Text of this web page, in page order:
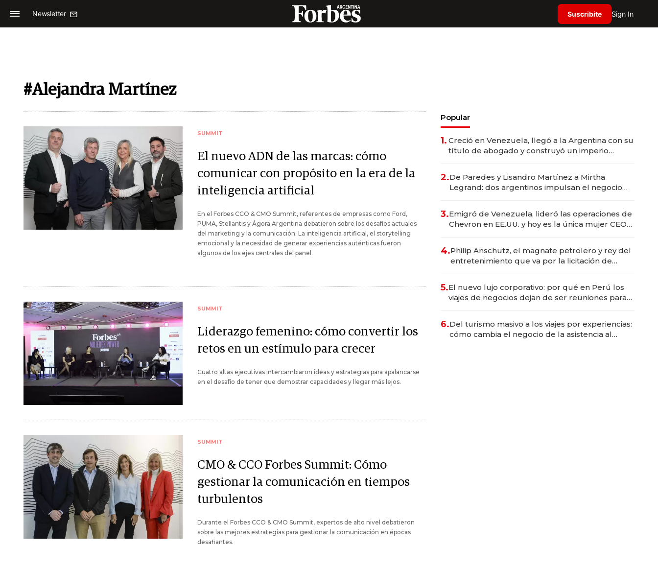
Newsletter Suscribite Sign In
#Alejandra Martínez
SUMMIT
El nuevo ADN de las marcas: cómo
comunicar con propósito en la era de la
inteligencia artificial
En el Forbes CCO & CMO Summit, referentes de empresas como Ford,
PUMA, Stellantis y Ágora Argentina debatieron sobre los desafíos actuales
del marketing y la comunicación. La inteligencia artificial, el storytelling
emocional y la necesidad de generar experiencias auténticas fueron
algunos de los ejes centrales del panel.
SUMMIT
Liderazgo femenino: cómo convertir los
retos en un estímulo para crecer
Cuatro altas ejecutivas intercambiaron ideas y estrategias para apalancarse
en el desafío de tener que demostrar capacidades y llegar más lejos.
SUMMIT
CMO & CCO Forbes Summit: Cómo
gestionar la comunicación en tiempos
turbulentos
Durante el Forbes CCO & CMO Summit, expertos de alto nivel debatieron
sobre las mejores estrategias para gestionar la comunicación en épocas
desafiantes.
Popular
1. Creció en Venezuela, llegó a la Argentina con su
título de abogado y construyó un imperio
2.De Paredes y Lisandro Martínez a Mirtha
Legrand: dos argentinos impulsan el negocio
3.Emigró de Venezuela, lideró las operaciones de
Chevron en EE.UU. y hoy es la única mujer CEO
4.Philip Anschutz, el magnate petrolero y rey del
entretenimiento que va por la licitación de
5.El nuevo lujo corporativo: por qué en Perú los
viajes de negocios dejan de ser reuniones para
6.Del turismo masivo a los viajes por experiencias:
cómo cambia el negocio de la asistencia al